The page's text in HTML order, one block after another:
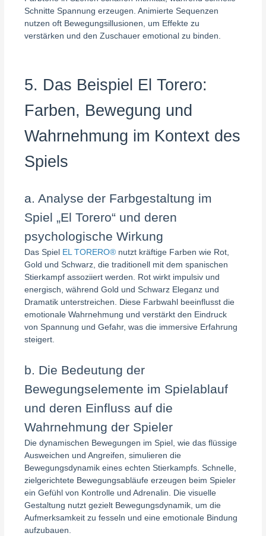
Schnitte Spannung erzeugen. Animierte Sequenzen
nutzen oft Bewegungsillusionen, um Effekte zu
verstärken und den Zuschauer emotional zu binden.
5. Das Beispiel El Torero:
Farben, Bewegung und
Wahrnehmung im Kontext des
Spiels
a. Analyse der Farbgestaltung im
Spiel „El Torero“ und deren
psychologische Wirkung
Das Spiel EL TORERO® nutzt kräftige Farben wie Rot,
Gold und Schwarz, die traditionell mit dem spanischen
Stierkampf assoziiert werden. Rot wirkt impulsiv und
energisch, während Gold und Schwarz Eleganz und
Dramatik unterstreichen. Diese Farbwahl beeinflusst die
emotionale Wahrnehmung und verstärkt den Eindruck
von Spannung und Gefahr, was die immersive Erfahrung
steigert.
b. Die Bedeutung der
Bewegungselemente im Spielablauf
und deren Einfluss auf die
Wahrnehmung der Spieler
Die dynamischen Bewegungen im Spiel, wie das flüssige
Ausweichen und Angreifen, simulieren die
Bewegungsdynamik eines echten Stierkampfs. Schnelle,
zielgerichtete Bewegungsabläufe erzeugen beim Spieler
ein Gefühl von Kontrolle und Adrenalin. Die visuelle
Gestaltung nutzt gezielt Bewegungsdynamik, um die
Aufmerksamkeit zu fesseln und eine emotionale Bindung
aufzubauen.